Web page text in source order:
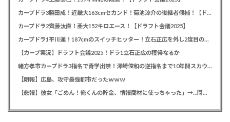
カープドラ3勝田成！近畿大163cmセカンド！菊池涼介の後継者候補！【ドラフト会議2025】
カープドラ2齊藤汰直！亜大152キロエース！【ドラフト会議2025】
カープドラ1平川蓮！187cmのスイッチヒッター！立石正広を外し2度目の重複も新井監督がクジを引き当てる！【ドラフト会議2025】
【カープ実況】ドラフト会議2025！ドラ1立石正広の獲得なるか
緒方孝市カープドラ3指名で青学出禁！澤﨑俊和の逆指名まで10年間スカウト出禁
【朗報】広島、攻守最強都市だったｗｗｗ
【悲報】彼女「ごめん！俺くんの貯金、情報商材に使っちゃった」→…問い詰めたらギャン泣きされたんだが俺が悪いのか？